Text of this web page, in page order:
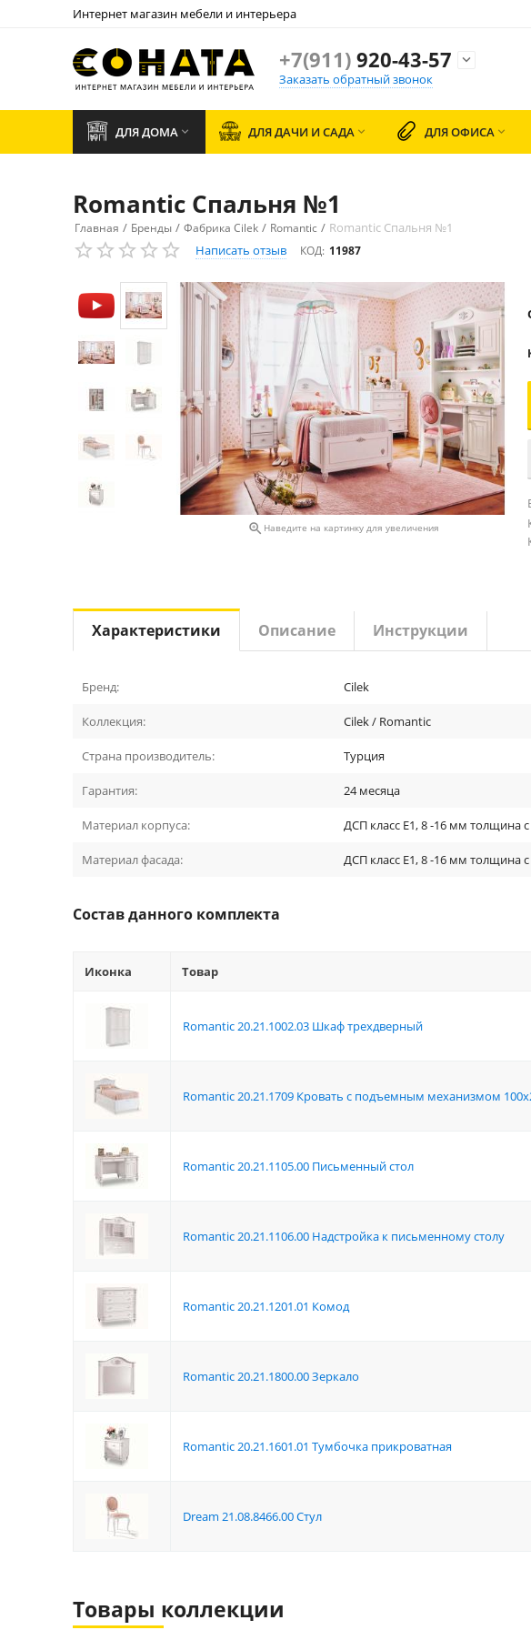
Интернет магазин мебели и интерьера
+7(911)920-43-57

Заказать обратный звонок
ДЛЯ ДОМА  ДЛЯ ДАЧИ И САДА  ДЛЯ ОФИСА 
Romantic Спальня №1
Главная / Бренды / Фабрика Cilek / Romantic / Romantic Спальня №1
Написать отзыв КОД: 11987
 Наведите на картинку для увеличения
Характеристики Описание Инструкции
Бренд: Cilek
Коллекция: Cilek / Romantic
Страна производитель: Турция
Гарантия: 24 месяца
Материал корпуса: ДСП класс Е1, 8 -16 мм
Материал фасада: ДСП класс Е1, 8 -16 мм
Состав данного комплекта
Иконка Товар
Romantic 20.21.1002.03 Шкаф трехдверный
Romantic 20.21.1709 Кровать с подъемным механизмом
Romantic 20.21.1105.00 Письменный стол
Romantic 20.21.1106.00 Надстройка к письменному столу
Romantic 20.21.1201.01 Комод
Romantic 20.21.1800.00 Зеркало
Romantic 20.21.1601.01 Тумбочка прикроватная
Dream 21.08.8466.00 Стул
Товары коллекции